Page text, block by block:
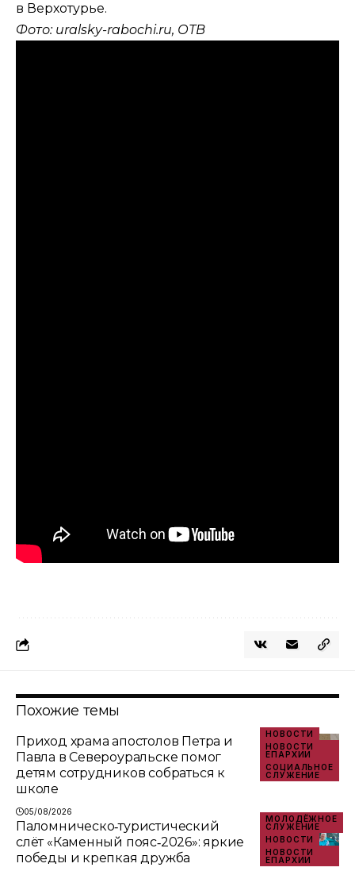
в Верхотурье.
Фото: uralsky-rabochi.ru, ОТВ
Похожие темы
НОВОСТИ
НОВОСТИ
ЕПАРХИИ
СОЦИАЛЬНОЕ
СЛУЖЕНИЕ
Приход храма апостолов Петра и
Павла в Североуральске помог
детям сотрудников собраться к
школе
05/08/2026
МОЛОДЁЖНОЕ
СЛУЖЕНИЕ
НОВОСТИ
НОВОСТИ
ЕПАРХИИ
Паломническо‑туристический
слёт «Каменный пояс‑2026»: яркие
победы и крепкая дружба